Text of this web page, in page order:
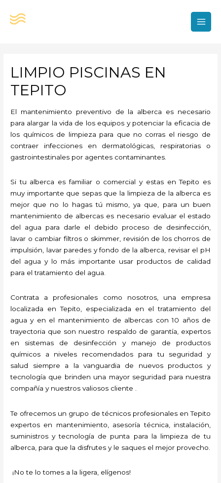
LIMPIO PISCINAS EN
TEPITO
El mantenimiento preventivo de la alberca es necesario
para alargar la vida de los equipos y potenciar la eficacia de
los químicos de limpieza para que no corras el riesgo de
contraer infecciones en dermatológicas, respiratorias o
gastrointestinales por agentes contaminantes.
Si tu alberca es familiar o comercial y estas en Tepito es
muy importante que sepas que la limpieza de la alberca es
mejor que no lo hagas tú mismo, ya que, para un buen
mantenimiento de albercas es necesario evaluar el estado
del agua para darle el debido proceso de desinfección,
lavar o cambiar filtros o skimmer, revisión de los chorros de
impulsión, lavar paredes y fondo de la alberca, revisar el pH
del agua y lo más importante usar productos de calidad
para el tratamiento del agua.
Contrata a profesionales como nosotros, una empresa
localizada en Tepito, especializada en el tratamiento del
agua y en el mantenimiento de albercas con 10 años de
trayectoria que son nuestro respaldo de garantía, expertos
en sistemas de desinfección y manejo de productos
químicos a niveles recomendados para tu seguridad y
salud siempre a la vanguardia de nuevos productos y
tecnología que brinden una mayor seguridad para nuestra
compañía y nuestros valiosos cliente .
Te ofrecemos un grupo de técnicos profesionales en Tepito
expertos en mantenimiento, asesoría técnica, instalación,
suministros y tecnología de punta para la limpieza de tu
alberca, para que la disfrutes y le saques el mejor provecho.
¡No te lo tomes a la ligera, elígenos!